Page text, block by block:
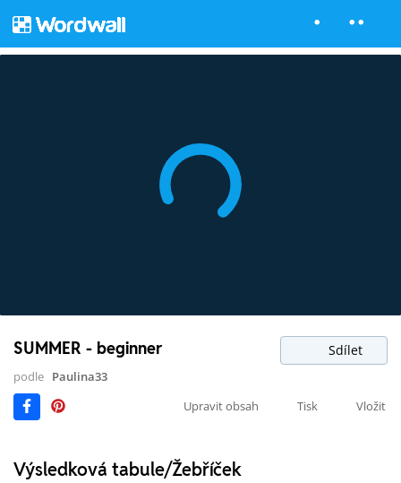
SUMMER - beginner Sdílet
podle Paulina33
Upravit obsah
Tisk Vložit
Výsledková tabule/Žebříček